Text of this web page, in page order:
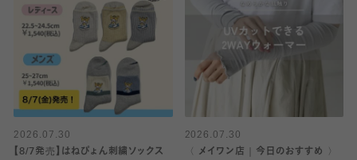
2026.07.30
【8/7発売】はねぴょん刺繍ソックス
2026.07.30
〈 メイワン店｜今日のおすすめ 〉